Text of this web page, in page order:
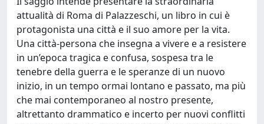
attualità di Roma di Palazzeschi, un libro in cui è
protagonista una città e il suo amore per la vita.
Una città-persona che insegna a vivere e a resistere
in un’epoca tragica e confusa, sospesa tra le
tenebre della guerra e le speranze di un nuovo
inizio, in un tempo ormai lontano e passato, ma più
che mai contemporaneo al nostro presente,
altrettanto drammatico e incerto per nuovi conflitti